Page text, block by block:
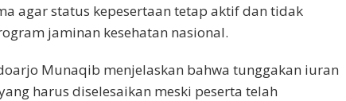
agar status kepesertaan tetap aktif dan tidak
jaminan kesehatan nasional.
Munaqib menjelaskan bahwa tunggakan iuran
harus diselesaikan meski peserta telah